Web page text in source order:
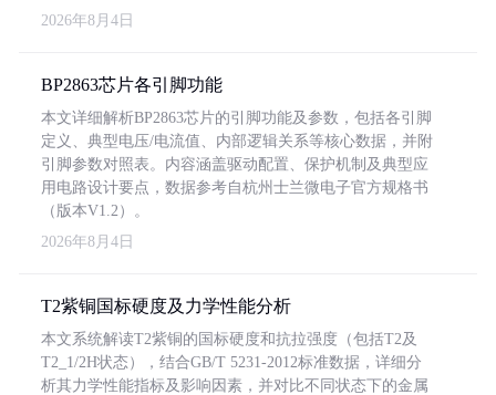
2026年8月4日
BP2863芯片各引脚功能
本文详细解析BP2863芯片的引脚功能及参数，包括各引脚
定义、典型电压/电流值、内部逻辑关系等核心数据，并附
引脚参数对照表。内容涵盖驱动配置、保护机制及典型应
用电路设计要点，数据参考自杭州士兰微电子官方规格书
（版本V1.2）。
2026年8月4日
T2紫铜国标硬度及力学性能分析
本文系统解读T2紫铜的国标硬度和抗拉强度（包括T2及
T2_1/2H状态），结合GB/T 5231-2012标准数据，详细分
析其力学性能指标及影响因素，并对比不同状态下的金属